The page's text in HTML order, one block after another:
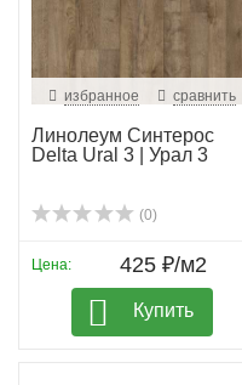
избранное сравнить
Линолеум Синтерос
Delta Ural 3 | Урал 3
(0)
Цена: 425 ₽/м2
Купить